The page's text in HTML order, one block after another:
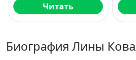
Читать
Биография Лины